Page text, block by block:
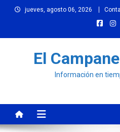
jueves, agosto 06, 2026
El
Información en